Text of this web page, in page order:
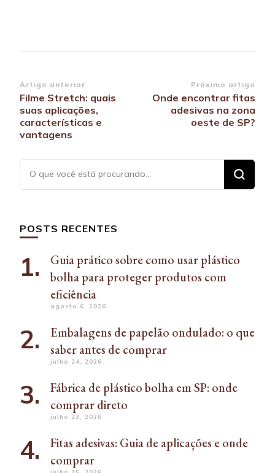
Navegação
de
post
Artigo anterior
Filme Stretch: quais
suas aplicações,
características e
vantagens
Próximo artigo
Onde encontrar fitas
adesivas na zona
oeste de SP?
Procurando
algo?
POSTS RECENTES
Guia prático sobre como usar plástico
bolha para proteger produtos com
eficiência
agosto 6, 2026
Embalagens de papelão ondulado: o que
saber antes de comprar
julho 24, 2026
Fábrica de plástico bolha em SP: onde
comprar direto
julho 23, 2026
Fitas adesivas: Guia de aplicações e onde
comprar